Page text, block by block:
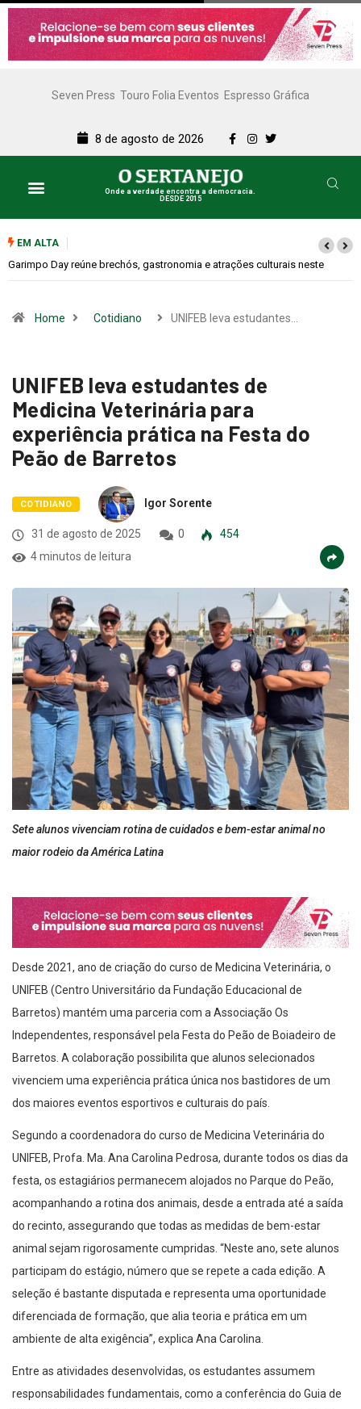
Seven Press Touro Folia Eventos Espresso Gráfica
8 de agosto de 2026
Onde a verdade encontra a democracia.
DESDE 2015
EM ALTA
Bugonia transforma paranoia e conspiração em um suspense imprevisível
Home Cotidiano UNIFEB leva estudantes…
UNIFEB leva estudantes de
Medicina Veterinária para
experiência prática na Festa do
Peão de Barretos
COTIDIANO Igor Sorente
31 de agosto de 2025 0
454
4 minutos de leitura
Sete alunos vivenciam rotina de cuidados e bem-estar animal no
maior rodeio da América Latina
Desde 2021, ano de criação do curso de Medicina Veterinária, o
UNIFEB (Centro Universitário da Fundação Educacional de
Barretos) mantém uma parceria com a Associação Os
Independentes, responsável pela Festa do Peão de Boiadeiro de
Barretos. A colaboração possibilita que alunos selecionados
vivenciem uma experiência prática única nos bastidores de um
dos maiores eventos esportivos e culturais do país.
Segundo a coordenadora do curso de Medicina Veterinária do
UNIFEB, Profa. Ma. Ana Carolina Pedrosa, durante todos os dias da
festa, os estagiários permanecem alojados no Parque do Peão,
acompanhando a rotina dos animais, desde a entrada até a saída
do recinto, assegurando que todas as medidas de bem-estar
animal sejam rigorosamente cumpridas. “Neste ano, sete alunos
participam do estágio, número que se repete a cada edição. A
seleção é bastante disputada e representa uma oportunidade
diferenciada de formação, que alia teoria e prática em um
ambiente de alta exigência”, explica Ana Carolina.
Entre as atividades desenvolvidas, os estudantes assumem
responsabilidades fundamentais, como a conferência do Guia de